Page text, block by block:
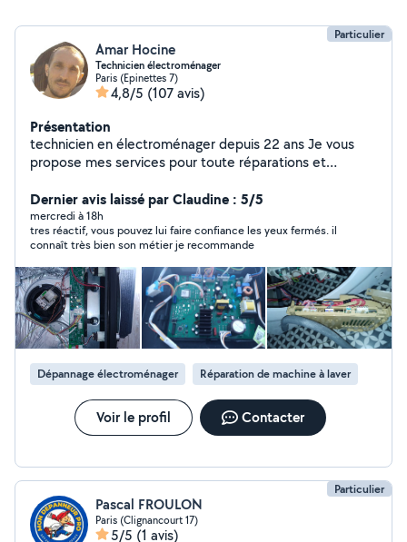
Particulier
Amar Hocine
Technicien électroménager
Paris (Epinettes 7)
4,8/5 (107 avis)
Présentation
technicien en électroménager depuis 22 ans Je vous
propose mes services pour toute réparations et
Dernier avis laissé par Claudine : 5/5
mercredi à 18h
tres réactif, vous pouvez lui faire confiance les yeux fermés. il
connaît très bien son métier je recommande
Dépannage électroménager Réparation de machine à laver
Voir le profil Contacter
Particulier
Pascal FROULON
Paris (Clignancourt 17)
5/5 (1 avis)